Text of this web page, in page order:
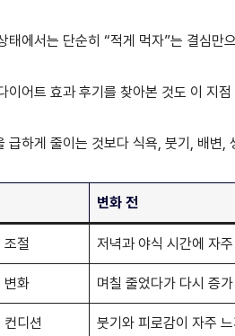
태에서는 단순히 “적게 먹자”는 결심만
이어트 효과 후기를 찾아본 것도 이 지
급하게 줄이는 것보다 식욕, 붓기, 배변,
변화 전
조절 저녁과 야식 시간에 자
변화 며칠 줄었다가 다시 증가
컨디션 붓기와 피로감이 자주 느